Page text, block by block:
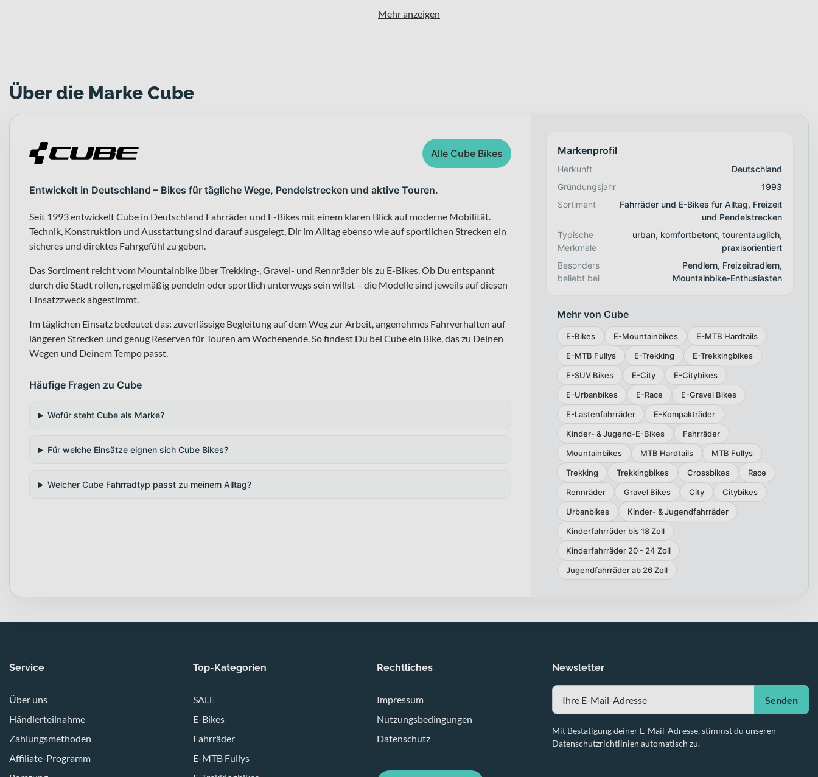
Mehr anzeigen
Über die Marke Cube
Alle Cube Bikes
Entwickelt in Deutschland – Bikes für tägliche Wege, Pendelstrecken und aktive Touren.
Seit 1993 entwickelt Cube in Deutschland Fahrräder und E-Bikes mit einem klaren Blick auf moderne Mobilität.
Technik, Konstruktion und Ausstattung sind darauf ausgelegt, Dir im Alltag ebenso wie auf sportlichen Strecken ein
sicheres und direktes Fahrgefühl zu geben.
Das Sortiment reicht vom Mountainbike über Trekking-, Gravel- und Rennräder bis zu E-Bikes. Ob Du entspannt
durch die Stadt rollen, regelmäßig pendeln oder sportlich unterwegs sein willst – die Modelle sind jeweils auf diesen
Einsatzzweck abgestimmt.
Im täglichen Einsatz bedeutet das: zuverlässige Begleitung auf dem Weg zur Arbeit, angenehmes Fahrverhalten auf
längeren Strecken und genug Reserven für Touren am Wochenende. So findest Du bei Cube ein Bike, das zu Deinen
Wegen und Deinem Tempo passt.
Häufige Fragen zu Cube
Wofür steht Cube als Marke?
Für welche Einsätze eignen sich Cube Bikes?
Welcher Cube Fahrradtyp passt zu meinem Alltag?
Markenprofil
Herkunft
Deutschland
Gründungsjahr
1993
Sortiment
Fahrräder und E-Bikes für Alltag, Freizeit
und Pendelstrecken
Typische
Merkmale
urban, komfortbetont, tourentauglich,
praxisorientiert
Besonders
beliebt bei
Pendlern, Freizeitradlern,
Mountainbike-Enthusiasten
Mehr von Cube
E-Bikes E-Mountainbikes
E-MTB Hardtails
E-MTB Fullys
E-Trekking
E-Trekkingbikes
E-SUV Bikes
E-City
E-Citybikes
E-Urbanbikes
E-Race
E-Gravel Bikes
E-Lastenfahrräder
E-Kompakträder
Kinder- & Jugend-E-Bikes
Fahrräder
Mountainbikes
MTB Hardtails
MTB Fullys
Trekking
Trekkingbikes Crossbikes
Race
Rennräder
Gravel Bikes City
Citybikes
Urbanbikes
Kinder- & Jugendfahrräder
Kinderfahrräder bis 18 Zoll
Kinderfahrräder 20 - 24 Zoll
Jugendfahrräder ab 26 Zoll
Service
Über uns
Händlerteilnahme
Zahlungsmethoden
Affiliate-Programm
Top-Kategorien
SALE
E-Bikes
Fahrräder
E-MTB Fullys
Rechtliches
Impressum
Nutzungsbedingungen
Datenschutz
Newsletter
Senden
Mit Bestätigung deiner E-Mail-Adresse, stimmst du unseren
Datenschutzrichtlinien automatisch zu.